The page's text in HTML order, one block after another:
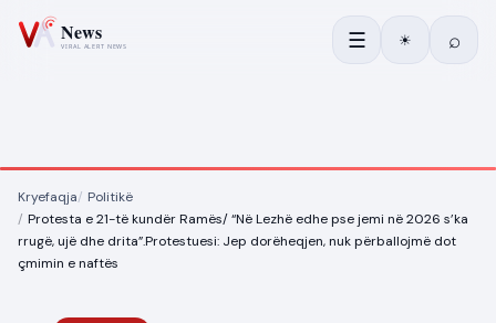
☰ ☀ ⌕
Kryefaqja
Politikë
Protesta e 21-të kundër Ramës/ “Në Lezhë edhe pse jemi në 2026 s’ka
rrugë, ujë dhe drita”.Protestuesi: Jep dorëheqjen, nuk përballojmë dot
çmimin e naftës